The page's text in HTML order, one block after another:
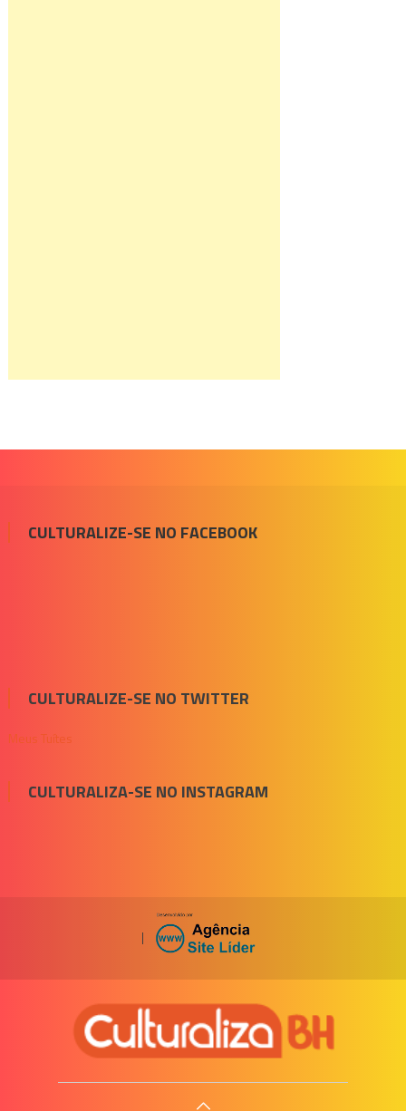
CULTURALIZE-SE NO FACEBOOK
CULTURALIZE-SE NO TWITTER
Meus Tuítes
CULTURALIZA-SE NO INSTAGRAM
|